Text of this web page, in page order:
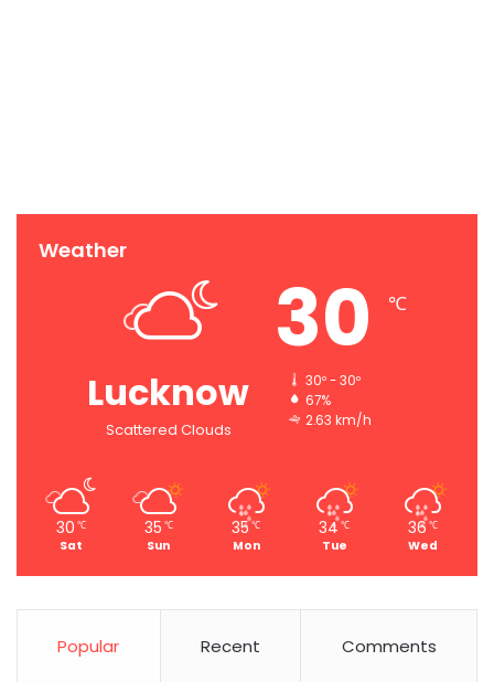
Weather
Lucknow
Scattered Clouds
30 ℃
30º - 30º
67%
2.63 km/h
30 ℃
Sat
35 ℃
Sun
35℃
Mon
34℃
Tue
36 ℃
Wed
Popular Recent Comments